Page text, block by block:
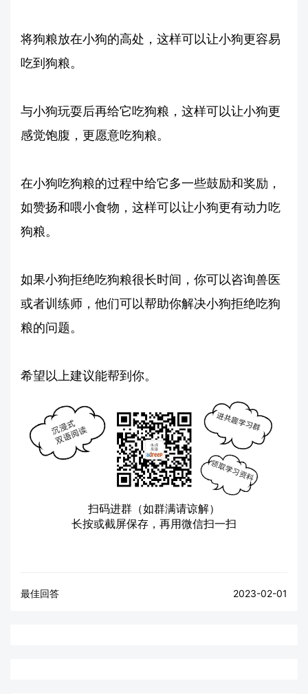
将狗粮放在小狗的高处，这样可以让小狗更容易
吃到狗粮。
与小狗玩耍后再给它吃狗粮，这样可以让小狗更
感觉饱腹，更愿意吃狗粮。
在小狗吃狗粮的过程中给它多一些鼓励和奖励，
如赞扬和喂小食物，这样可以让小狗更有动力吃
狗粮。
如果小狗拒绝吃狗粮很长时间，你可以咨询兽医
或者训练师，他们可以帮助你解决小狗拒绝吃狗
粮的问题。
希望以上建议能帮到你。
扫码进群（如群满请谅解）
长按或截屏保存，再用微信扫一扫
最佳回答 2023-02-01